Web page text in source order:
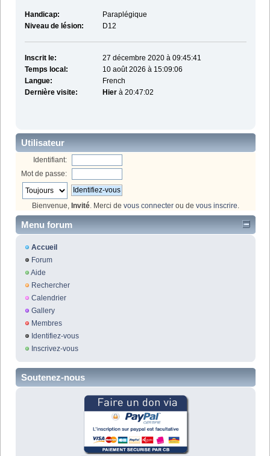
Handicap:
Paraplégique
Niveau de lésion:
D12
Inscrit le:
27 décembre 2020 à 09:45:41
Temps local:
10 août 2026 à 15:09:06
Langue:
French
Dernière visite:
Hierà 20:47:02
Utilisateur
Identifiant:
Mot de passe:
Bienvenue, Invité . Merci de vous connecter ou de vous inscrire
Menu forum
Accueil
Forum
Aide
Rechercher
Calendrier
Gallery
Membres
Identifiez-vous
Inscrivez-vous
Soutenez-nous